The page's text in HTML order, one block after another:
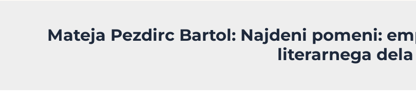
Mateja Pezdirc Bartol: Najdeni pomeni:
literarnega dela